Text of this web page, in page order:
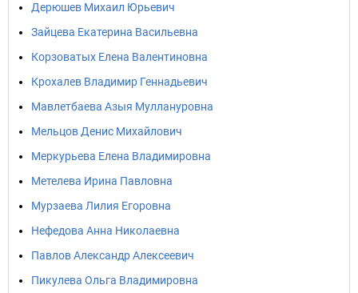
Дерюшев Михаил Юрьевич
Зайцева Екатерина Васильевна
Корзоватых Елена Валентиновна
Крохалев Владимир Геннадьевич
Мавлетбаева Азыя Муллануровна
Мельцов Денис Михайлович
Меркурьева Елена Владимировна
Метелева Ирина Павловна
Мурзаева Лилия Егоровна
Нефедова Анна Николаевна
Павлов Александр Алексеевич
Пикулева Ольга Владимировна